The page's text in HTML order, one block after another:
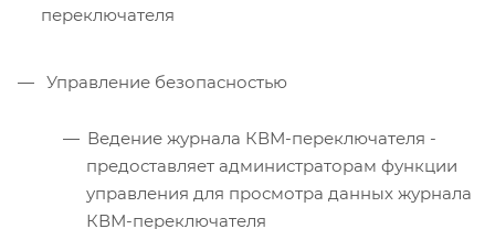
переключателя
Управление безопасностью
Ведение журнала КВМ-переключателя -
предоставляет администраторам функции
управления для просмотра данных журнала
КВМ-переключателя